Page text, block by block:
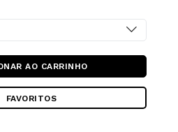
AO CARRINHO
FAVORITOS